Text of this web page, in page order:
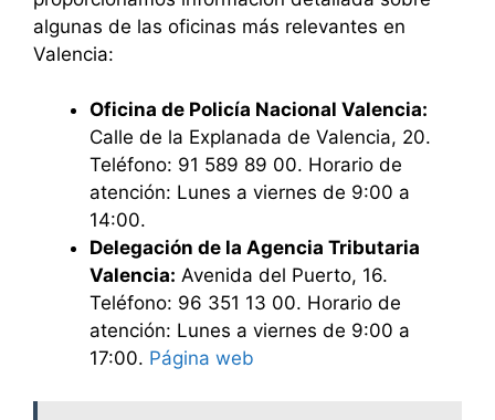
algunas de las oficinas más relevantes en
Valencia:
Oficina de Policía Nacional Valencia:
Calle de la Explanada de Valencia, 20.
Teléfono: 91 589 89 00. Horario de
atención: Lunes a viernes de 9:00 a
14:00.
Delegación de la Agencia Tributaria
Valencia: Avenida del Puerto, 16.
Teléfono: 96 351 13 00. Horario de
atención: Lunes a viernes de 9:00 a
17:00. Página web